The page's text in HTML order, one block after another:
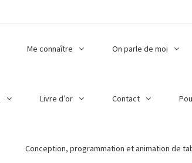
Me connaître On parle de moi
Livre d’or Contact
Conception, programmation et animation de